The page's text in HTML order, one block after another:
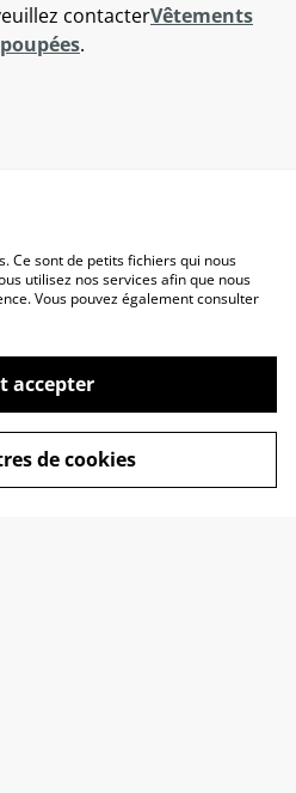
contacterVêtements
.
Ce sont de petits fichiers qui nous
utilisez nos services afin que nous
Vous pouvez également consulter
accepter
de cookies